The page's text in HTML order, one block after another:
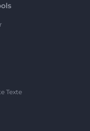
Texte